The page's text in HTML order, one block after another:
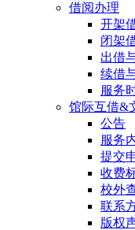
借阅办理
开架
闭架
出借
续借
服务
馆际互借&
公告
服务
提交
收费
校外
联系
版权